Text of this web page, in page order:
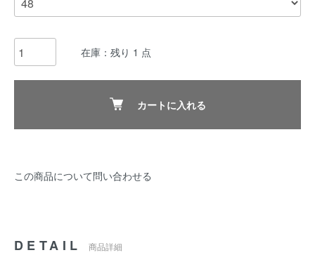
在庫：残り 1 点
カートに入れる
この商品について問い合わせる
DETAIL 商品詳細